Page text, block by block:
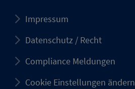
Impressum
Datenschutz / Recht
Compliance Meldungen
Cookie Einstellungen ändern